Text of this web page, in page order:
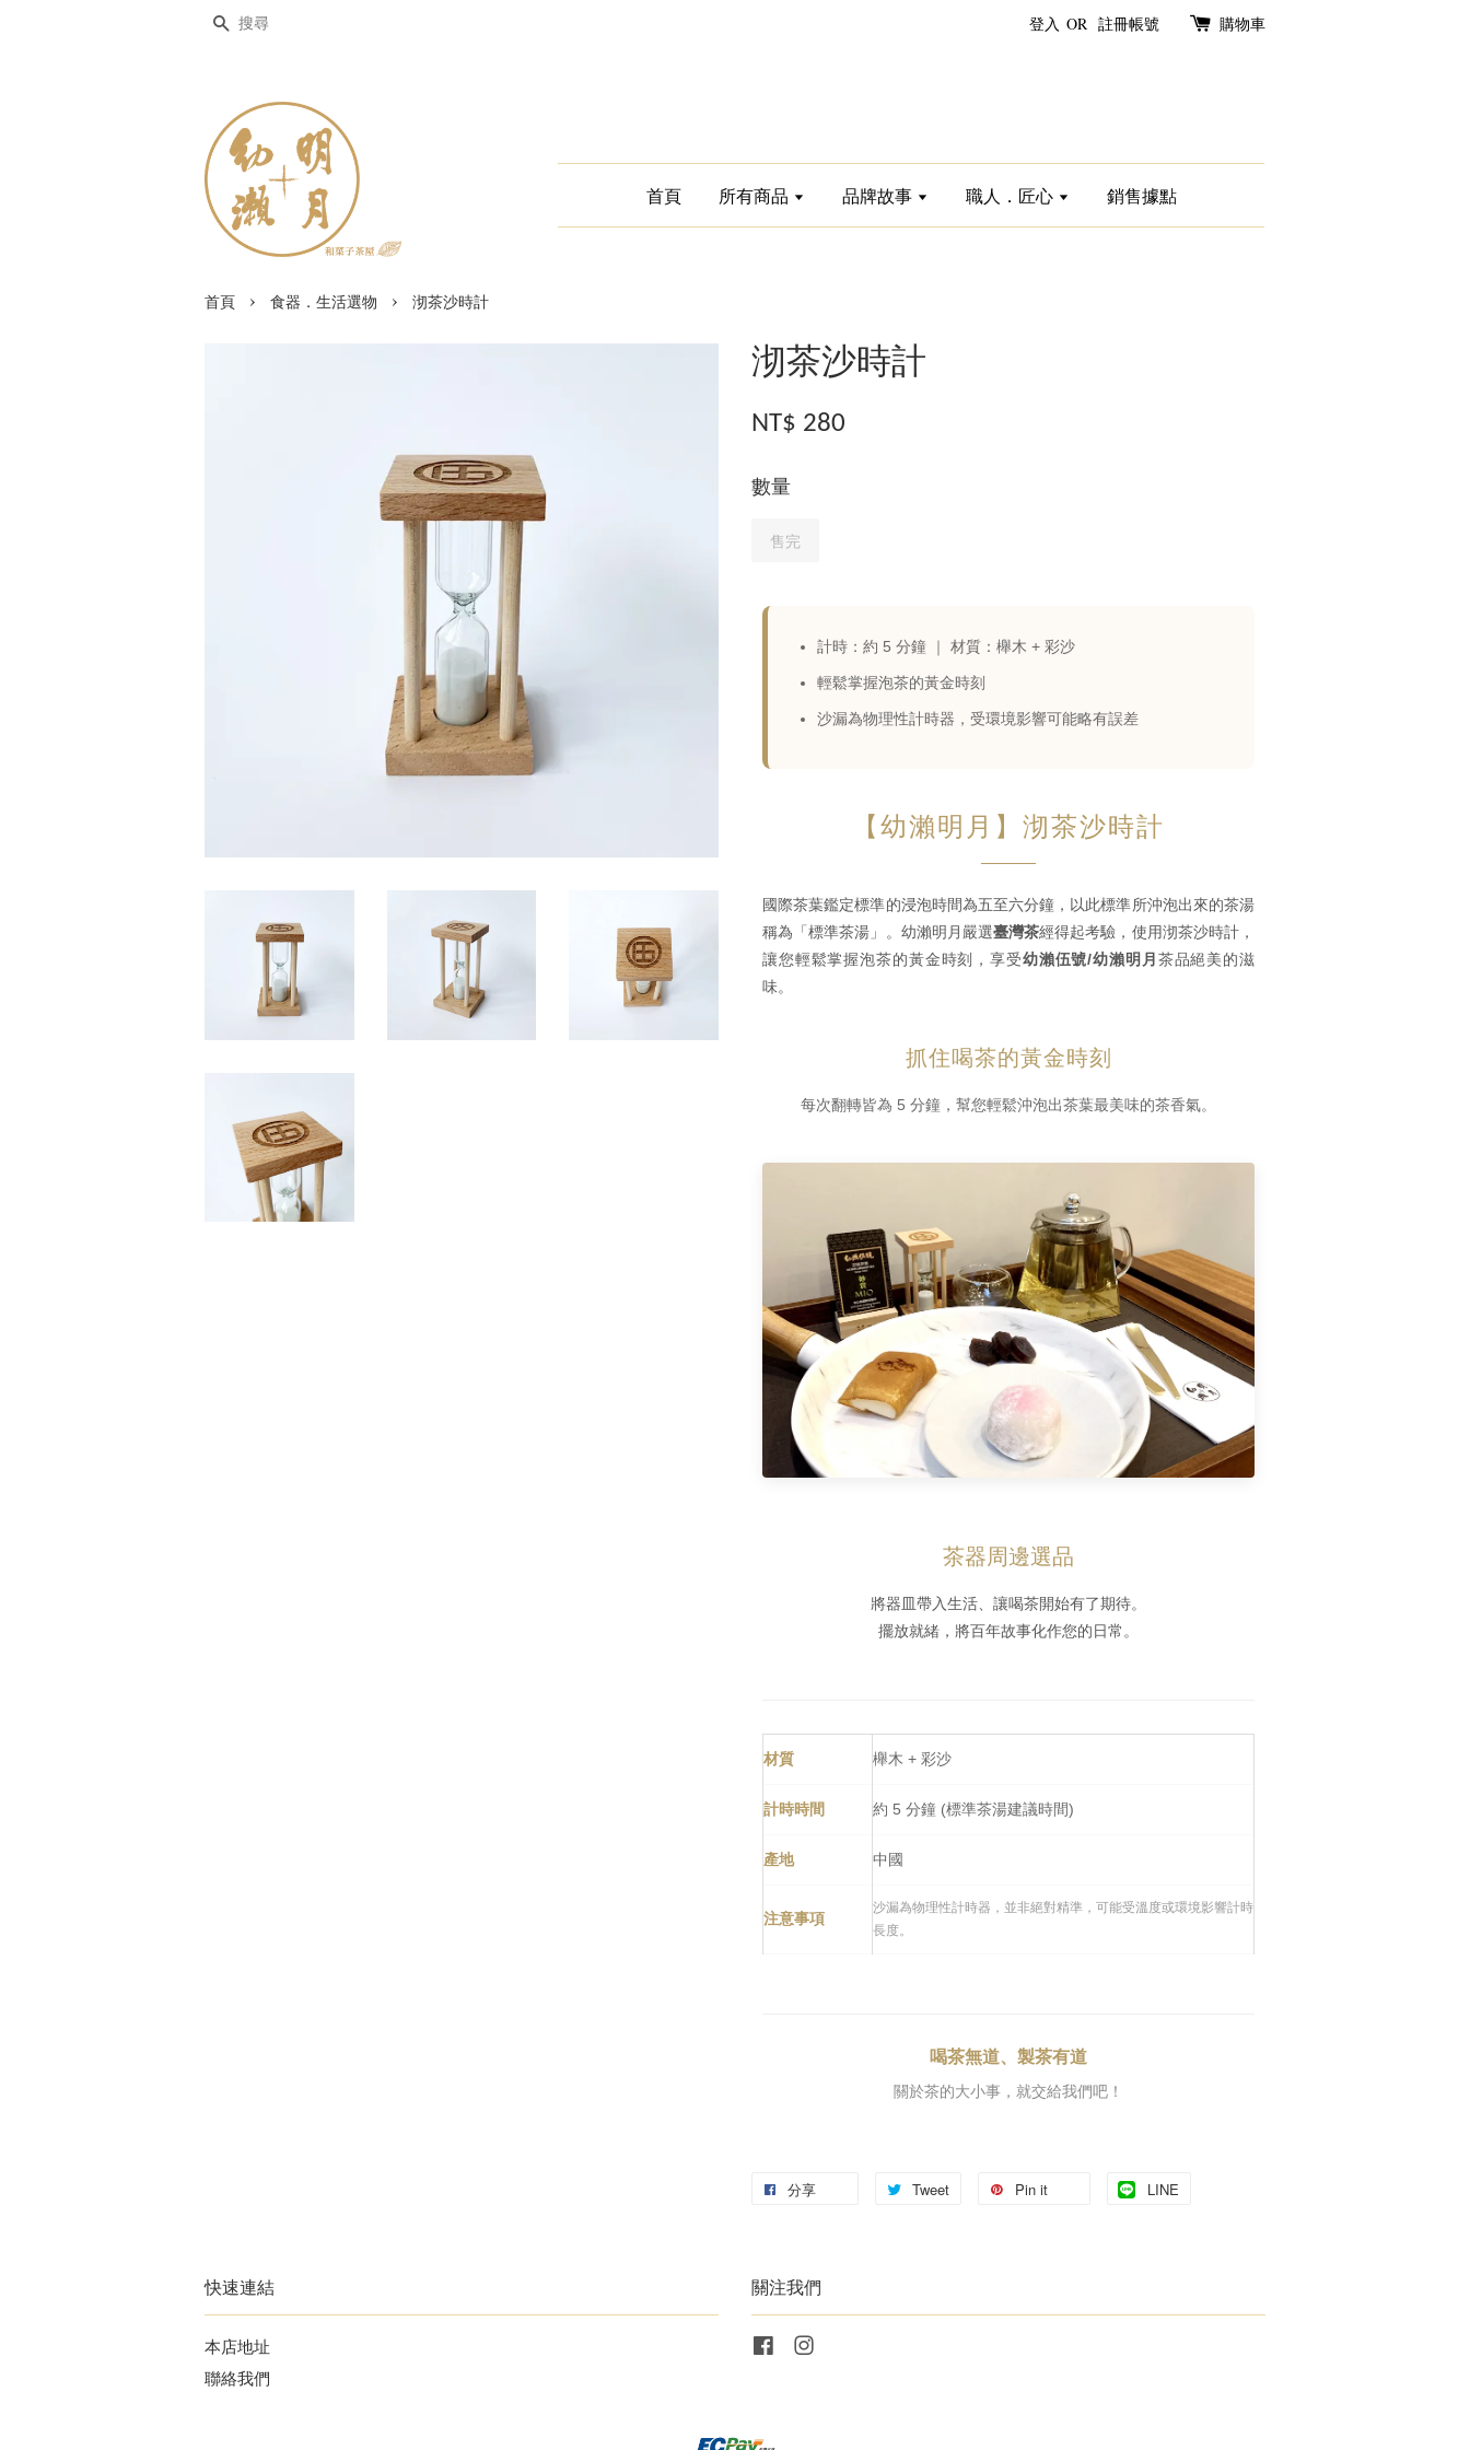
搜尋 登入 OR 註冊帳號 購物車
首頁 所有商品 品牌故事 職人．匠心 銷售據點
首頁 › 食器．生活選物 › 沏茶沙時計
沏茶沙時計
NT$ 280
數量
售完
計時：約 5 分鐘 ｜ 材質：櫸木 + 彩沙
輕鬆掌握泡茶的黃金時刻
沙漏為物理性計時器，受環境影響可能略有誤差
【幼瀨明月】沏茶沙時計
國際茶葉鑑定標準的浸泡時間為五至六分鐘，以此標準所沖泡出來的茶湯
稱為「標準茶湯」。幼瀨明月嚴選臺灣茶經得起考驗，使用沏茶沙時計，
讓您輕鬆掌握泡茶的黃金時刻，享受幼瀨伍號/幼瀨明月 茶品絕美的滋
味。
抓住喝茶的黃金時刻
每次翻轉皆為 5 分鐘，幫您輕鬆沖泡出茶葉最美味的茶香氣。
茶器周邊選品
將器皿帶入生活、讓喝茶開始有了期待。
擺放就緒，將百年故事化作您的日常。
材質 櫸木 + 彩沙
計時時間 約 5 分鐘 (標準茶湯建議時間)
產地 中國
注意事項
沙漏為物理性計時器，並非絕對精準，可能受溫度或環境影響計時
長度。
喝茶無道、製茶有道
關於茶的大小事，就交給我們吧！
分享 Tweet Pin it LINE
快速連結
本店地址
聯絡我們
關注我們
Facebook